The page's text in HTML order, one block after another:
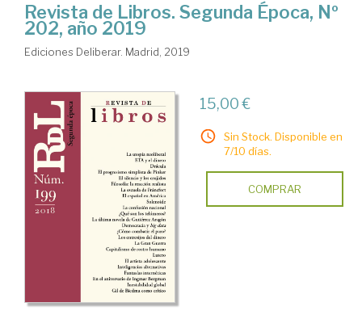
Revista de Libros. Segunda Época, Nº
202, año 2019
Ediciones Deliberar. Madrid, 2019
15,00 €
Sin Stock. Disponible en
7/10 días.
COMPRAR